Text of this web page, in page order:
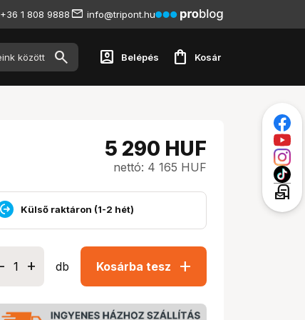
+36 1 808 9888 info@tripont.hu
account_box Belépés shopping_bag Kosár
5 290 HUF
nettó: 4 165 HUF
Külső raktáron (1-2 hét)
db Kosárba tesz add
local_post_office